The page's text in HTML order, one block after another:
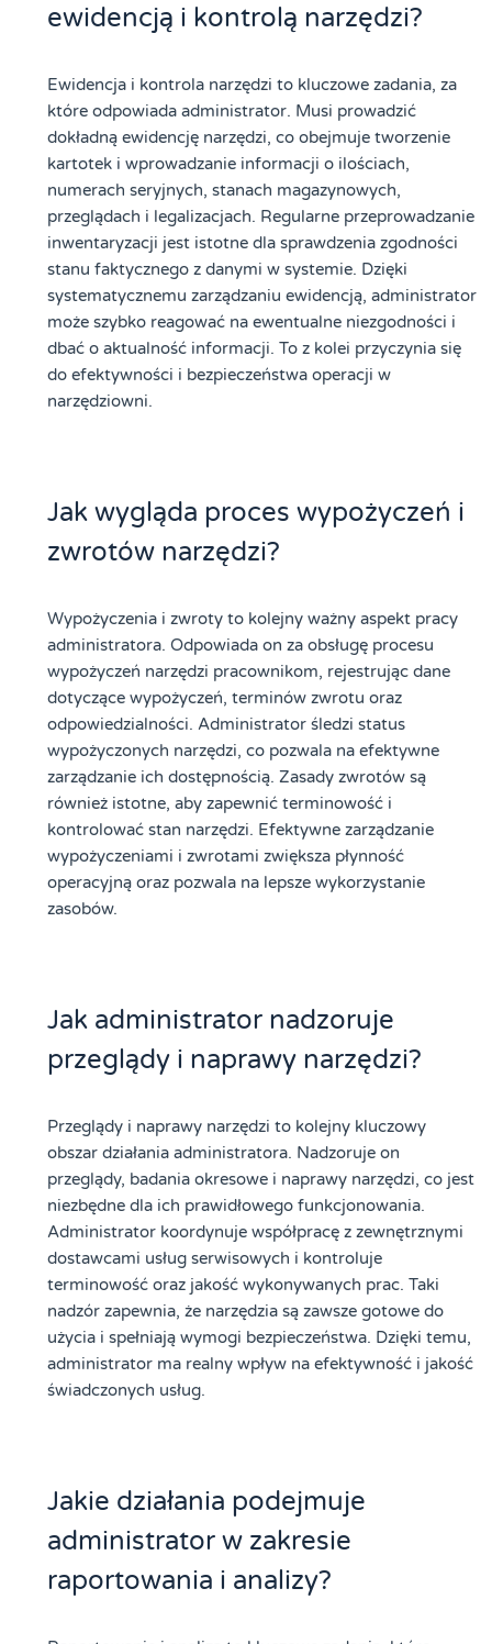
ewidencją i kontrolą narzędzi?
Ewidencja i kontrola narzędzi to kluczowe zadania, za
które odpowiada administrator. Musi prowadzić
dokładną ewidencję narzędzi, co obejmuje tworzenie
kartotek i wprowadzanie informacji o ilościach,
numerach seryjnych, stanach magazynowych,
przeglądach i legalizacjach. Regularne przeprowadzanie
inwentaryzacji jest istotne dla sprawdzenia zgodności
stanu faktycznego z danymi w systemie. Dzięki
systematycznemu zarządzaniu ewidencją, administrator
może szybko reagować na ewentualne niezgodności i
dbać o aktualność informacji. To z kolei przyczynia się
do efektywności i bezpieczeństwa operacji w
narzędziowni.
Jak wygląda proces wypożyczeń i
zwrotów narzędzi?
Wypożyczenia i zwroty to kolejny ważny aspekt pracy
administratora. Odpowiada on za obsługę procesu
wypożyczeń narzędzi pracownikom, rejestrując dane
dotyczące wypożyczeń, terminów zwrotu oraz
odpowiedzialności. Administrator śledzi status
wypożyczonych narzędzi, co pozwala na efektywne
zarządzanie ich dostępnością. Zasady zwrotów są
również istotne, aby zapewnić terminowość i
kontrolować stan narzędzi. Efektywne zarządzanie
wypożyczeniami i zwrotami zwiększa płynność
operacyjną oraz pozwala na lepsze wykorzystanie
zasobów.
Jak administrator nadzoruje
przeglądy i naprawy narzędzi?
Przeglądy i naprawy narzędzi to kolejny kluczowy
obszar działania administratora. Nadzoruje on
przeglądy, badania okresowe i naprawy narzędzi, co jest
niezbędne dla ich prawidłowego funkcjonowania.
Administrator koordynuje współpracę z zewnętrznymi
dostawcami usług serwisowych i kontroluje
terminowość oraz jakość wykonywanych prac. Taki
nadzór zapewnia, że narzędzia są zawsze gotowe do
użycia i spełniają wymogi bezpieczeństwa. Dzięki temu,
administrator ma realny wpływ na efektywność i jakość
świadczonych usług.
Jakie działania podejmuje
administrator w zakresie
raportowania i analizy?